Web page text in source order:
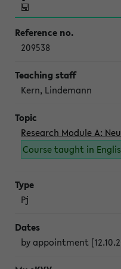
209538
Kern, Lindemann
Research Module A:
Course taught in
Pj
by appointment